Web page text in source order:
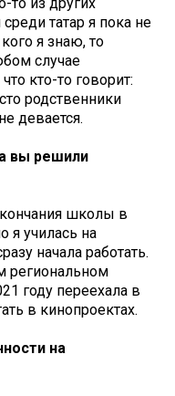
татар я пока не
я знаю, то
случае
кто-то говорит:
родственники
девается.
вы решили
школы в
я училась на
начала работать.
региональном
году переехала в
в кинопроектах.
на